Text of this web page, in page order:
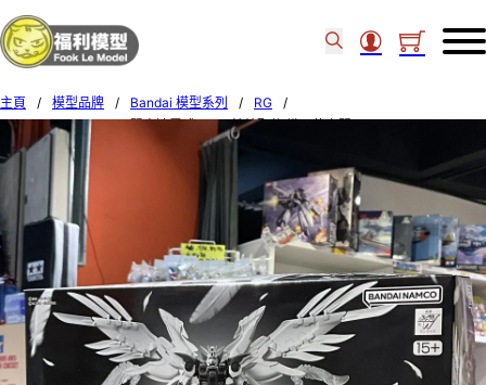
主頁 / 模型品牌 / Bandai 模型系列 / RG
/
P Bandai RG 1/144 飛翼高達零式 EW用特效配件 熾天使之翼 61974